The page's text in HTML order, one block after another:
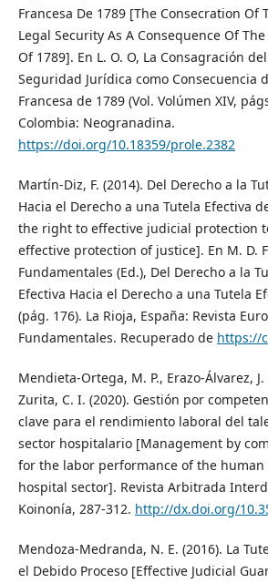
Francesa De 1789 [The Consecration Of
Legal Security As A Consequence Of
Of 1789]. En L. O. O, La Consagración
Seguridad Jurídica como Consecuencia
Francesa de 1789 (Vol. Volúmen XIV,
Colombia: Neogranadina.
https://doi.org/10.18359/prole.2382
Martín-Diz, F. (2014). Del Derecho a la
Hacia el Derecho a una Tutela Efectiva
the right to effective judicial protection
effective protection of justice]. En M. D.
Fundamentales (Ed.), Del Derecho a la
Efectiva Hacia el Derecho a una Tutela
(pág. 176). La Rioja, España: Revista
Fundamentales. Recuperado de https://
Mendieta-Ortega, M. P., Erazo-Álvarez,
Zurita, C. I. (2020). Gestión por
clave para el rendimiento laboral del
sector hospitalario [Management by
for the labor performance of the
hospital sector]. Revista Arbitrada
Koinonía, 287-312. http://dx.doi.org/
Mendoza-Medranda, N. E. (2016). La
el Debido Proceso [Effective Judicial